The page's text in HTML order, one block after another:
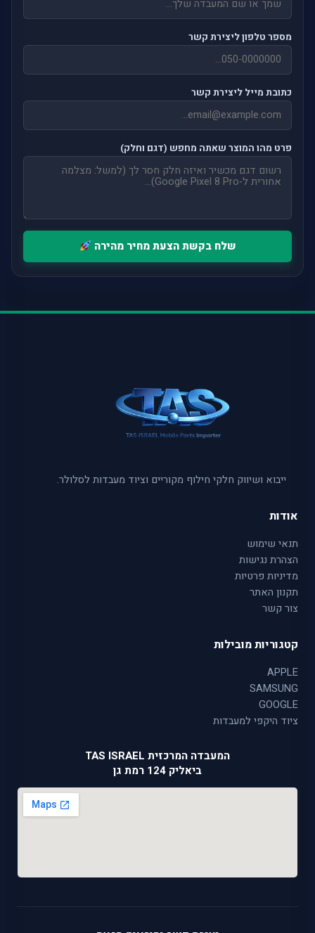
מספר טלפון ליצירת קשר
כתובת מייל ליצירת קשר
פרט מהו המוצר שאתה מחפש (דגם וחלק)
שלח בקשת הצעת מחיר מהירה
ייבוא ושיווק חלקי חילוף מקוריים וציוד מעבדות לסלולר.
אודות
תנאי שימוש
הצהרת נגישות
מדיניות פרטיות
תקנון האתר
צור קשר
קטגוריות מובילות
APPLE
SAMSUNG
GOOGLE
ציוד היקפי למעבדות
המעבדה המרכזית TAS ISRAEL
ביאליק 124 רמת גן